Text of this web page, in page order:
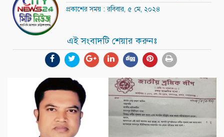
প্রকাশের সময় : রবিবার, ৫ মে, ২০২৪
এই সংবাদটি শেয়ার করুনঃ